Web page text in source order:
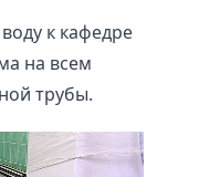
к кафедре
на всем
трубы.